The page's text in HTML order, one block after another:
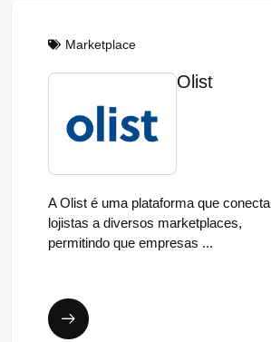
Marketplace
Olist
A Olist é uma plataforma que conecta
lojistas a diversos marketplaces,
permitindo que empresas ...